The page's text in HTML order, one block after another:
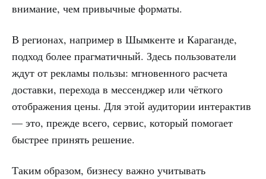
внимание, чем привычные форматы.
В регионах, например в Шымкенте и Караганде,
подход более прагматичный. Здесь пользователи
ждут от рекламы пользы: мгновенного расчета
доставки, перехода в мессенджер или чёткого
отображения цены. Для этой аудитории интерактив
— это, прежде всего, сервис, который помогает
быстрее принять решение.
Таким образом, бизнесу важно учитывать